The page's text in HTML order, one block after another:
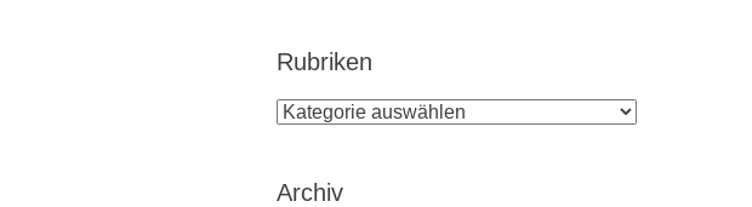
Rubriken
Rubriken
Archiv